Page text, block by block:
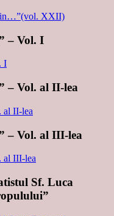
– Vol. I
– Vol. al II-lea
– Vol. al III-lea
Sf. Luca